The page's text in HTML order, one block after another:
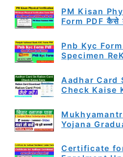
PM Kisan
Form PDF कैसे
Pnb Kyc
Specimen
Aadhar Card
Check Kaise
Yojana
Certificate